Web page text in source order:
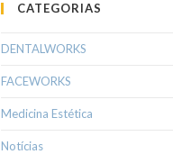
CATEGORIAS
DENTALWORKS
FACEWORKS
Medicina Estética
Notícias